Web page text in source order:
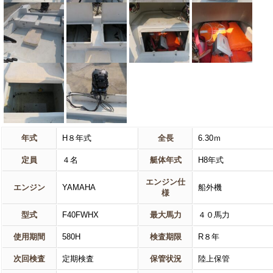
年式 H８年式 全長 6.30ｍ
定員 ４名 艇体年式 H8年式
エンジン YAMAHA
エンジン仕
様
船外機
型式 F40FWHX 最大馬力 ４０馬力
使用期間 580H 検査期限 R８年
次回検査 定期検査 保管状況 陸上保管